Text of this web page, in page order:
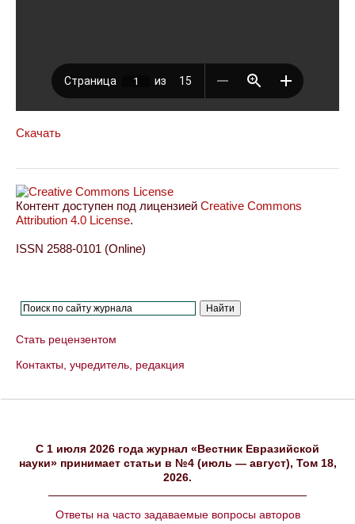
Скачать
Контент доступен под лицензией Creative Commons
Attribution 4.0 License.
ISSN 2588-0101 (Online)
Стать рецензентом
Контакты, учредитель, редакция
C 1 июля 2026 года журнал «Вестник Евразийской
науки» принимает статьи в №4 (июль — август), Том 18,
2026.
Ответы на часто задаваемые вопросы авторов